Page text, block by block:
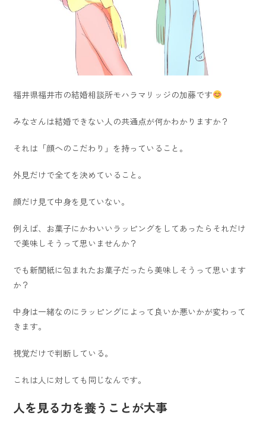
福井県福井市の結婚相談所モハラマリッジの加藤です
みなさんは結婚できない人の共通点が何かわかりますか？
それは「顔へのこだわり」を持っていること。
外見だけで全てを決めていること。
顔だけ見て中身を見ていない。
例えば、お菓子にかわいいラッピングをしてあったらそれだけ
で美味しそうって思いませんか？
でも新聞紙に包まれたお菓子だったら美味しそうって思います
か？
中身は一緒なのにラッピングによって良いか悪いかが変わって
きます。
視覚だけで判断している。
これは人に対しても同じなんです。
人を見る力を養うことが大事